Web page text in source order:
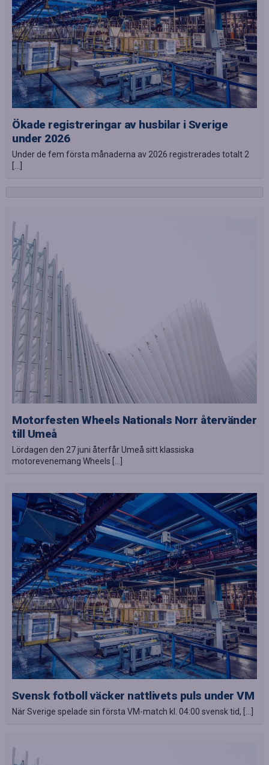
Ökade registreringar av husbilar i Sverige
under 2026
Under de fem första månaderna av 2026 registrerades totalt 2
Motorfesten Wheels Nationals Norr återvänder
till Umeå
Lördagen den 27 juni återfår Umeå sitt klassiska
motorevenemang Wheels […]
Svensk fotboll väcker nattlivets puls under VM
När Sverige spelade sin första VM-match kl. 04:00 svensk tid, […]